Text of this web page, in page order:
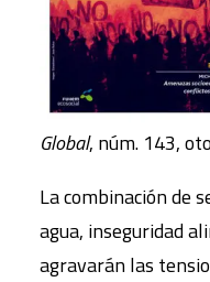
Global, núm. 143,
La combinación de
agua, inseguridad
agravarán las